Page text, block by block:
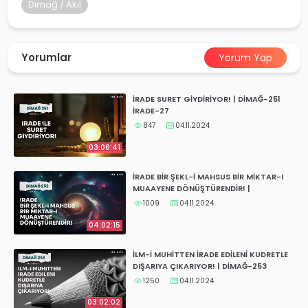
Dimağ / Akıl
Yorumlar Yorum Yap
03:06:41
İRADE SURET GİYDİRİYOR! | DİMAĞ-251
İRADE-27
847 04.11.2024
04:02:15
İRADE BİR ŞEKL-İ MAHSUS BİR MİKTAR-I
MUAAYENE DÖNÜŞTÜRENDİR! |
DİMAĞ-252 İRADE-28
1009 04.11.2024
03:02:02
İLM-İ MUHİTTEN İRADE EDİLENİ KUDRETLE
DIŞARIYA ÇIKARIYOR! | DİMAĞ-253
İRADE-29
1250 04.11.2024